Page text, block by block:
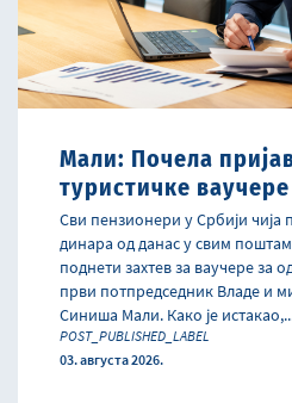
Мали: Почела
туристичке
Сви пензионери у Србији чија
динара од данас у свим
поднети захтев за ваучере за
први потпредседник Владе и
Синиша Мали. Како је
POST_PUBLISHED_LABEL
03. августа 2026.